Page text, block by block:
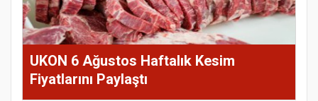
UKON 6 Ağustos Haftalık Kesim
Fiyatlarını Paylaştı